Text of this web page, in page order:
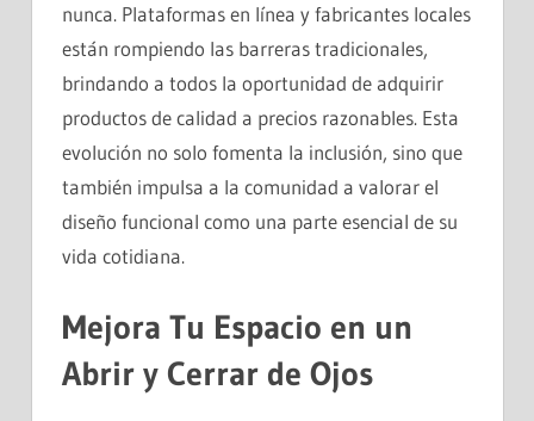
nunca. Plataformas en línea y fabricantes locales
están rompiendo las barreras tradicionales,
brindando a todos la oportunidad de adquirir
productos de calidad a precios razonables. Esta
evolución no solo fomenta la inclusión, sino que
también impulsa a la comunidad a valorar el
diseño funcional como una parte esencial de su
vida cotidiana.
Mejora Tu Espacio en un
Abrir y Cerrar de Ojos